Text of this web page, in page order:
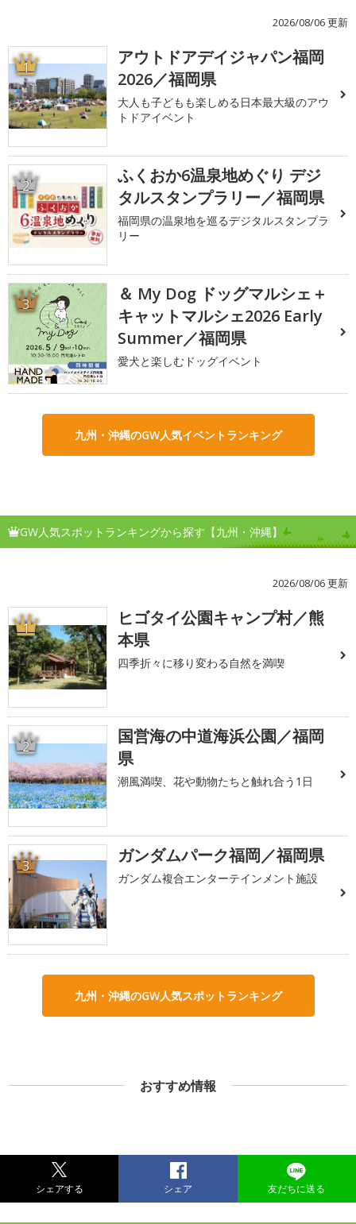
2026/08/06 更新
1
アウトドアデイジャパン福岡
2026／福岡県
大人も子どもも楽しめる日本最大級のアウ
トドアイベント
2
ふくおか6温泉地めぐり デジ
タルスタンプラリー／福岡県
福岡県の温泉地を巡るデジタルスタンプラ
リー
3
＆ My Dog ドッグマルシェ＋
キャットマルシェ2026 Early
Summer／福岡県
愛犬と楽しむドッグイベント
九州・沖縄のGW人気イベントランキング
GW人気スポットランキングから探す【九州・沖縄】
2026/08/06 更新
1
ヒゴタイ公園キャンプ村／熊
本県
四季折々に移り変わる自然を満喫
2
国営海の中道海浜公園／福岡
県
潮風満喫、花や動物たちと触れ合う1日
3 ガンダムパーク福岡／福岡県
ガンダム複合エンターテインメント施設
九州・沖縄のGW人気スポットランキング
おすすめ情報
シェアする シェア 友だちに送る